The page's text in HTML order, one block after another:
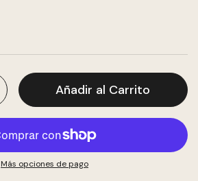
Añadir al Carrito
Más opciones de pago